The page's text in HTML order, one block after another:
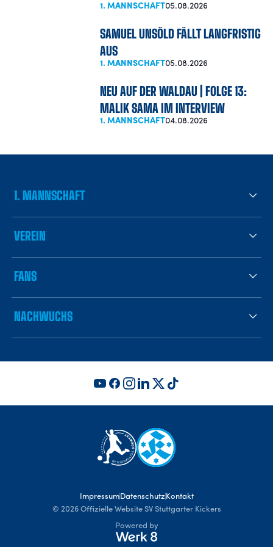
1. MANNSCHAFT05.08.2026
SAMUEL UNSÖLD FÄLLT LANGFRISTIG
AUS
1. MANNSCHAFT05.08.2026
NEU AUF DER WALDAU | FOLGE 13:
MALIK SAMA IM INTERVIEW
1. MANNSCHAFT04.08.2026
1. MANNSCHAFT
VEREIN
FANS
NACHWUCHS
Impressum Datenschutz Kontakt
© 2026 Offizielle Website SV Stuttgarter Kickers
Powered by